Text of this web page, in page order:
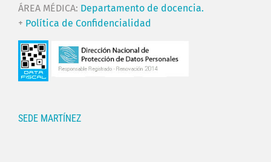
ÁREA MÉDICA: Departamento de docencia.
+ Política de Confidencialidad
SEDE MARTÍNEZ